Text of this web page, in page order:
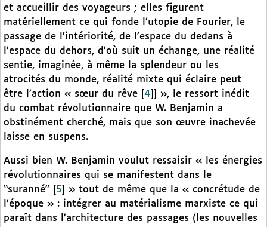
et accueillir des voyageurs ; elles figurent
matériellement ce qui fonde l’utopie de Fourier, le
passage de l’intériorité, de l’espace du dedans à
l’espace du dehors, d’où suit un échange, une réalité
sentie, imaginée, à même la splendeur ou les
atrocités du monde, réalité mixte qui éclaire peut
être l’action « sœur du rêve
4
] », le ressort inédit
du combat révolutionnaire que W. Benjamin a
obstinément cherché, mais que son œuvre inachevée
laisse en suspens.
Aussi bien W. Benjamin voulut ressaisir « les énergies
révolutionnaires qui se manifestent dans le
“suranné”
5
» tout de même que la « concrétude de
l’époque » : intégrer au matérialisme marxiste ce qui
paraît dans l’architecture des passages (les nouvelles